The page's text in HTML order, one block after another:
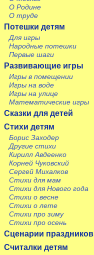
О Родине
О труде
Потешки детям
Для игры
Народные потешки
Первые шаги
Развивающие игры
Игры в помещении
Игры на воде
Игры на улице
Математические игры
Сказки для детей
Стихи детям
Борис Заходер
Другие стихи
Кирилл Авдеенко
Корней Чуковский
Сергей Михалков
Стихи для мам
Стихи для Нового года
Стихи о весне
Стихи о лете
Стихи про зиму
Стихи про осень
Сценарии праздников
Считалки детям